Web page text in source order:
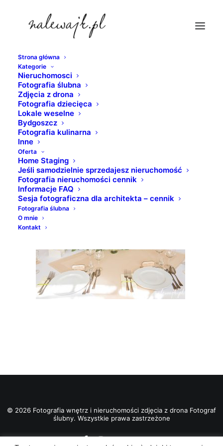
Strona główna
Kategorie
Nieruchomosci
Fotografia ślubna
Zdjęcia z drona
Fotografia dziecięca
Lokale weselne
Bydgoszcz
Fotografia kulinarna
Inne
Oferta
Home Staging
Jeśli samodzielnie sprzedajesz nieruchomość
Fotografia nieruchomości cennik
Informacje FAQ
Sesja fotograficzna dla architekta – cennik
Fotografia ślubna
O mnie
Kontakt
sala-na-jubileusz-bydgoszcz
Strona Główna
Ślub i wesele w plenerze w pałacu w Ostromecku |
Fotografia ślubna Bydgoszcz | Lokale weselne
© 2026 Fotografia wnętrz i nieruchomości zdjęcia z drona Fotograf
ślubny. Wszystkie prawa zastrzeżone